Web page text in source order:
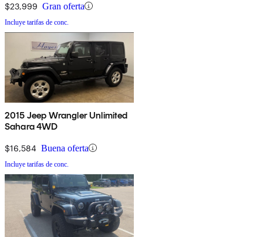
$23,999 Gran oferta
Incluye tarifas de conc.
2015 Jeep Wrangler Unlimited
Sahara 4WD
$16,584 Buena oferta
Incluye tarifas de conc.